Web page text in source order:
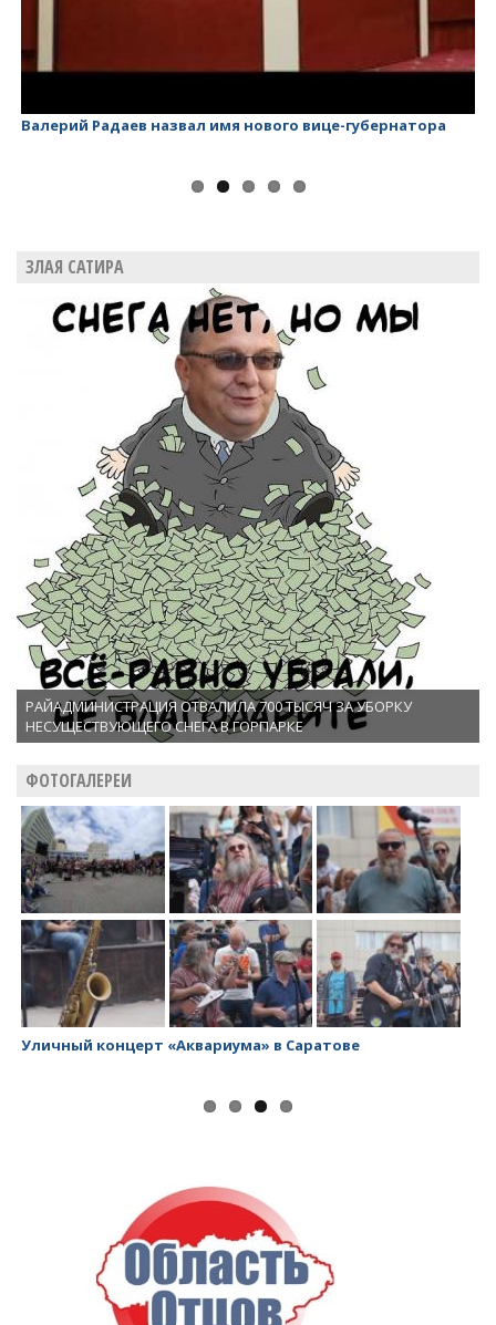
Валерий Радаев назвал имя нового вице-губернатора
ЗЛАЯ САТИРА
РАЙАДМИНИСТРАЦИЯ ОТВАЛИЛА 700 ТЫСЯЧ ЗА УБОРКУ
НЕСУЩЕСТВУЮЩЕГО СНЕГА В ГОРПАРКЕ
ФОТОГАЛЕРЕИ
Уличный концерт «Аквариума» в Саратове